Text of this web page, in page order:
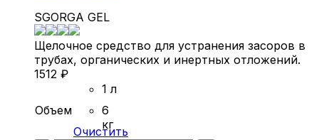
SGORGA GEL
Щелочное средство для устранения засоров в
трубах, органических и инертных отложений.
1512 ₽
Объем
1 л
6
кг
Очистить